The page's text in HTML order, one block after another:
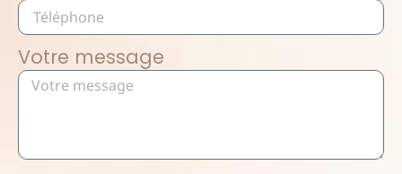
Votre message